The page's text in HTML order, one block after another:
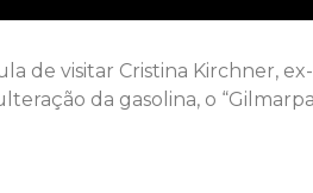
de visitar Cristina Kirchner,
da gasolina, o